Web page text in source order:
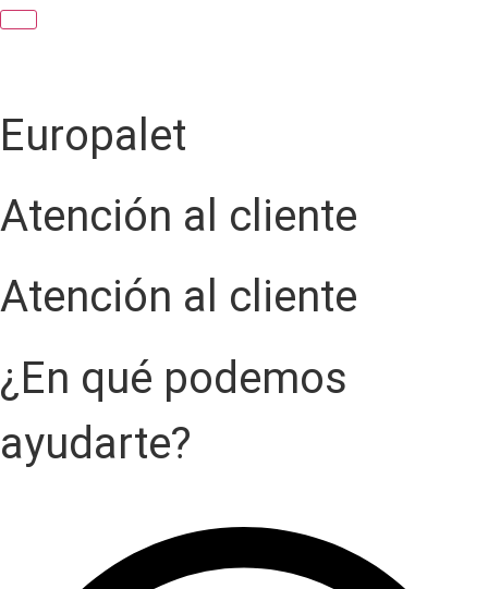
Europalet
Atención al cliente
Atención al cliente
¿En qué podemos
ayudarte?